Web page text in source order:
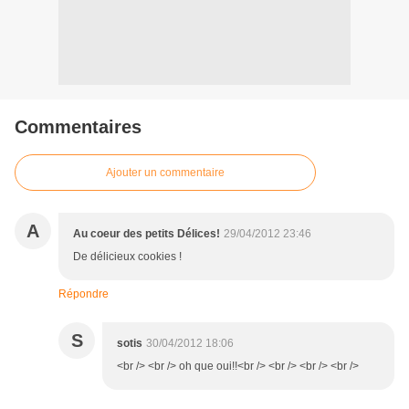
Commentaires
Ajouter un commentaire
A Au coeur des petits Délices! 29/04/2012 23:46
De délicieux cookies !
Répondre
S sotis 30/04/2012 18:06
<br /> <br /> oh que oui!!<br /> <br /> <br /> <br />